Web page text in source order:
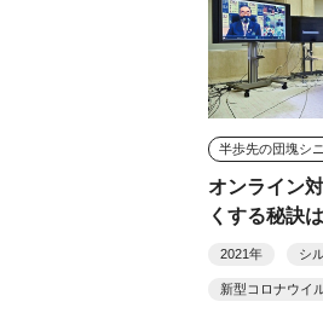
オンライン
くする秘訣
３)
2021年 シ
新型コロナウイ